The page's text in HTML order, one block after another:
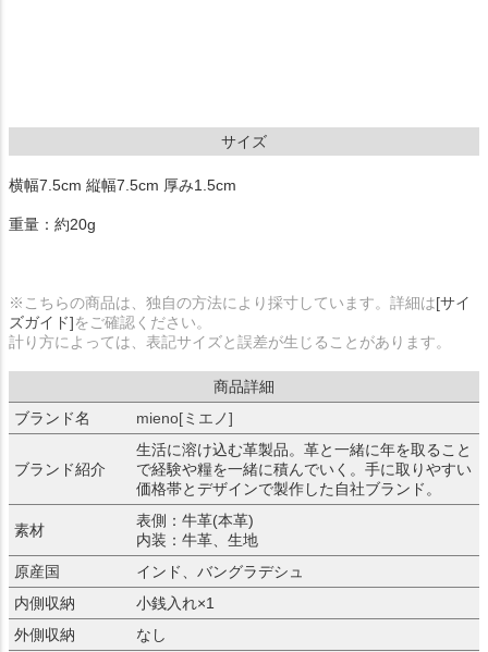
サイズ
横幅7.5cm 縦幅7.5cm 厚み1.5cm
重量：約20g
※こちらの商品は、独自の方法により採寸しています。詳細は[サイ
ズガイド]をご確認ください。
計り方によっては、表記サイズと誤差が生じることがあります。
商品詳細
ブランド名
mieno[ミエノ]
ブランド紹介
生活に溶け込む革製品。革と一緒に年を取ること
で経験や糧を一緒に積んでいく。手に取りやすい
価格帯とデザインで製作した自社ブランド。
素材
表側：牛革(本革)
内装：牛革、生地
原産国
インド、バングラデシュ
内側収納
小銭入れ×1
外側収納
なし